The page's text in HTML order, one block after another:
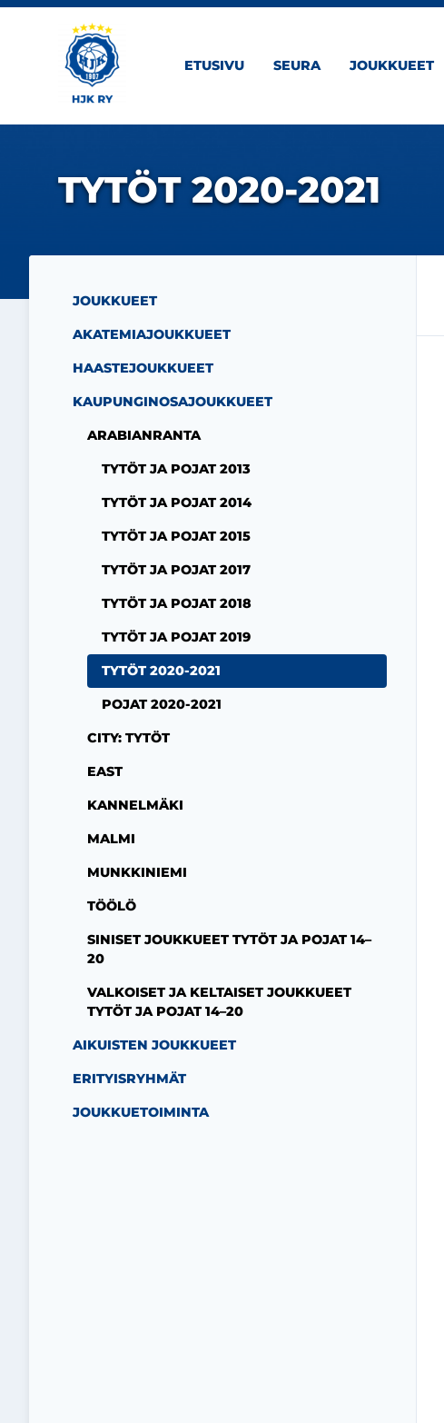
Siirry sivun sisältöön
ETUSIVU SEURA JOUKKUEET
TYTÖT 2020-2021
JOUKKUEET
AKATEMIAJOUKKUEET
HAASTEJOUKKUEET
KAUPUNGINOSAJOUKKUEET
ARABIANRANTA
TYTÖT JA POJAT 2013
TYTÖT JA POJAT 2014
TYTÖT JA POJAT 2015
TYTÖT JA POJAT 2017
TYTÖT JA POJAT 2018
TYTÖT JA POJAT 2019
TYTÖT 2020-2021
POJAT 2020-2021
CITY: TYTÖT
EAST
KANNELMÄKI
MALMI
MUNKKINIEMI
TÖÖLÖ
SINISET JOUKKUEET TYTÖT JA POJAT 14–
20
VALKOISET JA KELTAISET JOUKKUEET
TYTÖT JA POJAT 14–20
AIKUISTEN JOUKKUEET
ERITYISRYHMÄT
JOUKKUETOIMINTA